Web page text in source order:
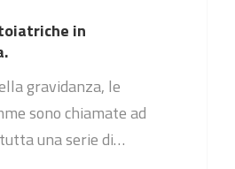
in
gravidanza, le
sono chiamate ad
una serie di…